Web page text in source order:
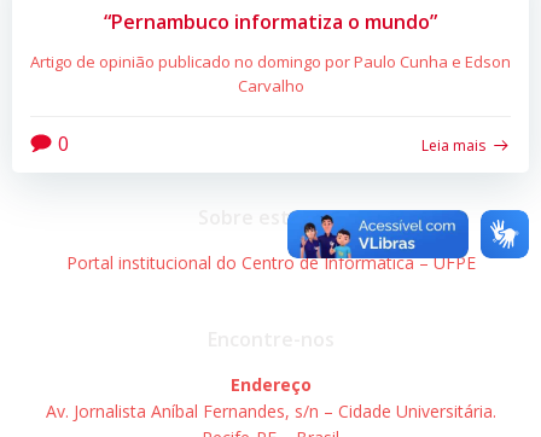
“Pernambuco informatiza o mundo”
Artigo de opinião publicado no domingo por Paulo Cunha e Edson
Carvalho
0 Leia mais
Sobre este site
Portal institucional do Centro de Informática – UFPE
Endereço
Av. Jornalista Aníbal Fernandes, s/n – Cidade Universitária.